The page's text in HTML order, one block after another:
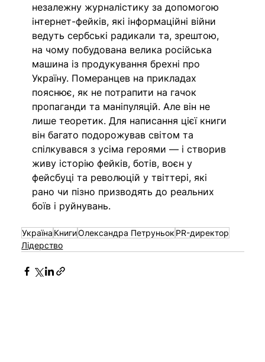
незалежну журналістику за допомогою
інтернет-фейків, які інформаційні війни
ведуть сербські радикали та, зрештою,
на чому побудована велика російська
машина із продукування брехні про
Україну. Померанцев на прикладах
пояснює, як не потрапити на гачок
пропаганди та маніпуляцій. Але він не
лише теоретик. Для написання цієї книги
він багато подорожував світом та
спілкувався з усіма героями — і створив
живу історію фейків, ботів, воєн у
фейсбуці та революцій у твіттері, які
рано чи пізно призводять до реальних
боїв і руйнувань.
Україна КнигиОлександра Петруньок PR-директор
Лідерство